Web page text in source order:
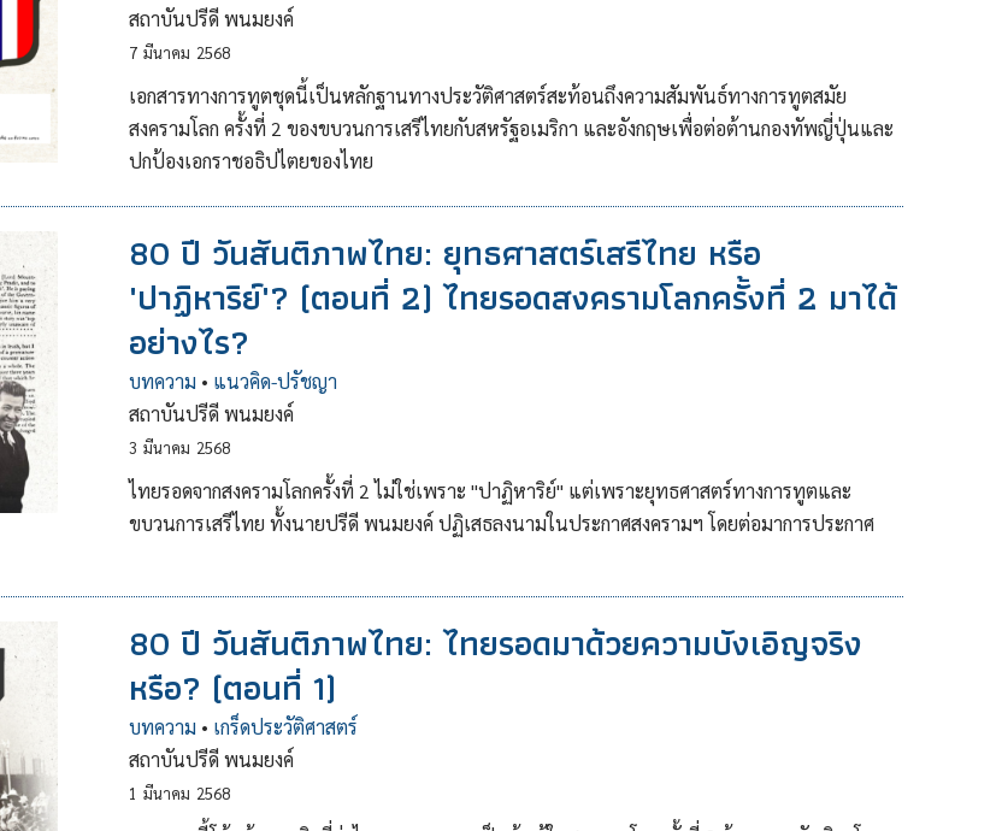
สถาบันปรีดี พนมยงค์
7 มีนาคม 2568
เอกสารทางการทูตชุดนี้เป็นหลักฐานทางประวัติศาสตร์สะท้อนถึงความสัมพันธ์ทางการทูตสมัย
สงครามโลก ครั้งที่ 2 ของขบวนการเสรีไทยกับสหรัฐอเมริกา และอังกฤษเพื่อต่อต้านกองทัพญี่ปุ่นและ
ปกป้องเอกราชอธิปไตยของไทย
80 ปี วันสันติภาพไทย: ยุทธศาสตร์เสรีไทย หรือ
'ปาฏิหาริย์'? (ตอนที่ 2) ไทยรอดสงครามโลกครั้งที่ 2 มาได้
อย่างไร?
บทความ • แนวคิด-ปรัชญา
สถาบันปรีดี พนมยงค์
3 มีนาคม 2568
ไทยรอดจากสงครามโลกครั้งที่ 2 ไม่ใช่เพราะ "ปาฏิหาริย์" แต่เพราะยุทธศาสตร์ทางการทูตและ
ขบวนการเสรีไทย ทั้งนายปรีดี พนมยงค์ ปฏิเสธลงนามในประกาศสงครามฯ โดยต่อมาการประกาศ
80 ปี วันสันติภาพไทย: ไทยรอดมาด้วยความบังเอิญจริง
หรือ? (ตอนที่ 1)
บทความ • เกร็ดประวัติศาสตร์
สถาบันปรีดี พนมยงค์
1 มีนาคม 2568